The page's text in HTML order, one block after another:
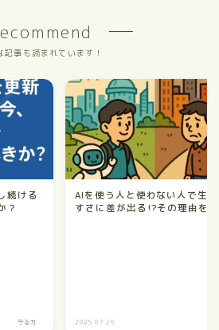
記事も読まれています！
続ける
？
守る力
AIを使う人と使わない人で生
すさに差が出る!?その理由を
2025.07.26